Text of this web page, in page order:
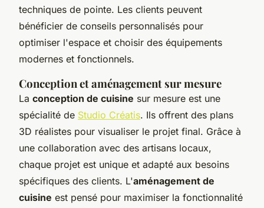
techniques de pointe. Les clients peuvent
bénéficier de conseils personnalisés pour
optimiser l'espace et choisir des équipements
modernes et fonctionnels.
Conception et aménagement sur mesure
La conception de cuisine sur mesure est une
spécialité de Studio Créatis. Ils offrent des plans
3D réalistes pour visualiser le projet final. Grâce à
une collaboration avec des artisans locaux,
chaque projet est unique et adapté aux besoins
spécifiques des clients. L'aménagement de
cuisine est pensé pour maximiser la fonctionnalité